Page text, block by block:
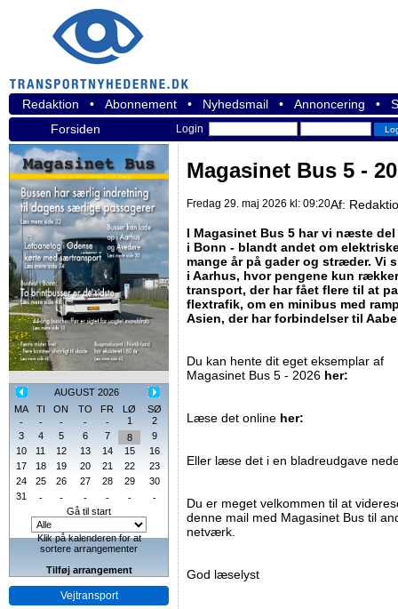
Redaktion • Abonnement • Nyhedsmail • Annoncering •
Forsiden
Login
AUGUST 2026
MA
TI ON TO FR LØ
SØ
-
- - - - 1
2
3
4 5 6 7 8
9
10
11 12 13 14 15
16
17
18 19 20 21 22
23
24
25 26 27 28 29
30
31
- - - - -
-
Gå til start
Klik på kalenderen for at
sortere arrangementer
Tilføj arrangement
Vejtransport
Magasinet Bus 5 -
Fredag 29. maj 2026 kl: 09:20Af:
I Magasinet Bus 5 har vi næste
i Bonn - blandt andet om
mange år på gader og stræder. Vi
i Aarhus, hvor pengene kun
transport, der har fået flere til at
flextrafik, om en minibus med
Asien, der har forbindelser til
Du kan hente dit eget eksemplar af
Magasinet Bus 5 - 2026 her:
Læse det online her:
Eller læse det i en bladreudgave
Du er meget velkommen til at
denne mail med Magasinet Bus til
netværk.
God læselyst